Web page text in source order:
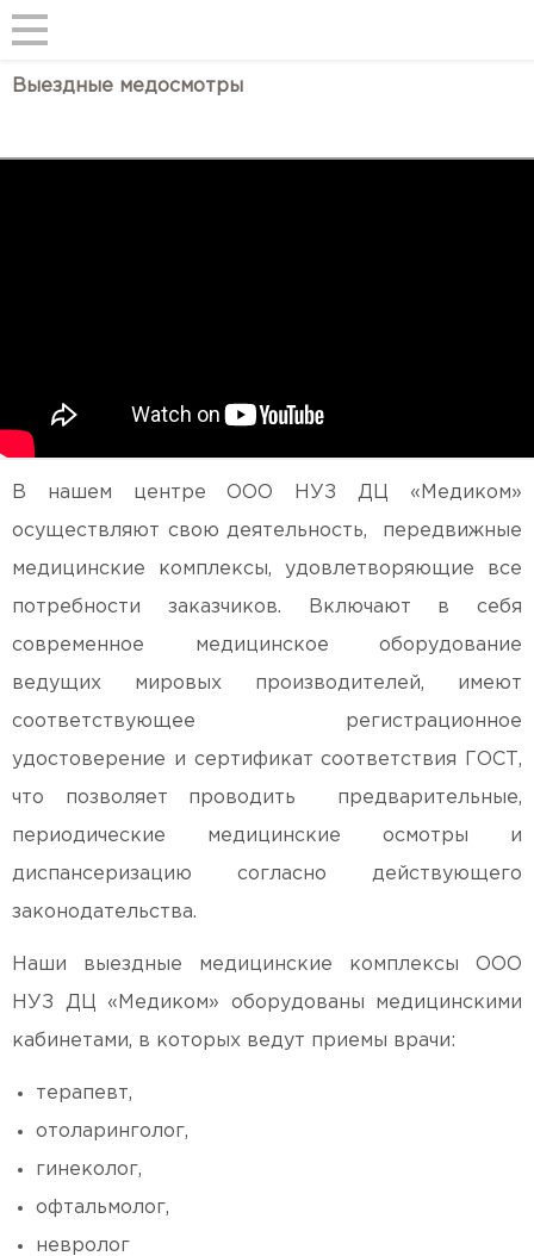
Выездные медосмотры
В нашем центре ООО НУЗ ДЦ «Медиком»
осуществляют свою деятельность, передвижные
медицинские комплексы, удовлетворяющие все
потребности заказчиков. Включают в себя
современное медицинское оборудование
ведущих мировых производителей, имеют
соответствующее регистрационное
удостоверение и сертификат соответствия ГОСТ,
что позволяет проводить предварительные,
периодические медицинские осмотры и
диспансеризацию согласно действующего
законодательства.
Наши выездные медицинские комплексы ООО
НУЗ ДЦ «Медиком» оборудованы медицинскими
кабинетами, в которых ведут приемы врачи:
терапевт,
отоларинголог,
гинеколог,
офтальмолог,
невролог